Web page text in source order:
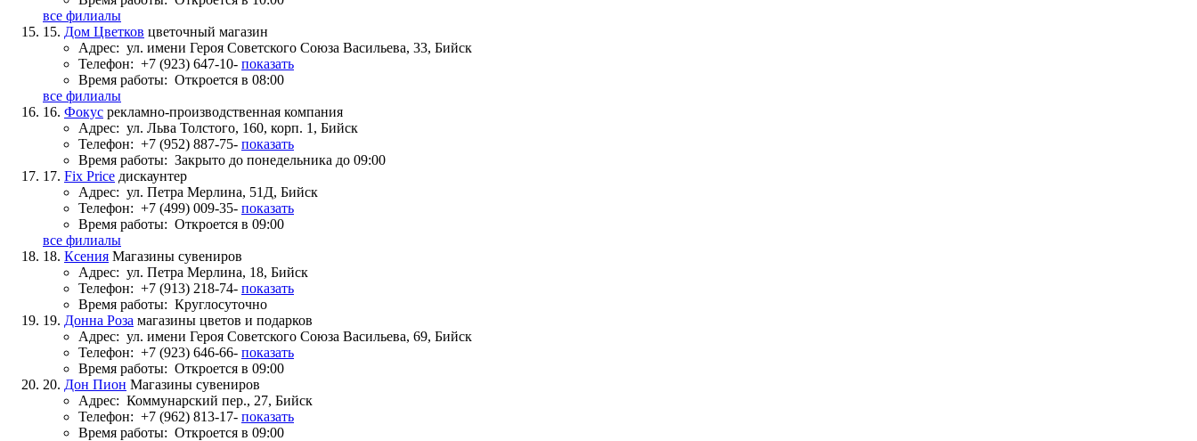
все филиалы
15. Дом Цветков цветочный магазин
Адрес: ул. имени Героя Советского Союза Васильева, 33, Бийск
Телефон: +7 (923) 647-10- показать
Время работы: Откроется в 08:00
все филиалы
16. Фокус рекламно-производственная компания
Адрес: ул. Льва Толстого, 160, корп. 1, Бийск
Телефон: +7 (952) 887-75- показать
Время работы: Закрыто до понедельника до 09:00
17. Fix Price дискаунтер
Адрес: ул. Петра Мерлина, 51Д, Бийск
Телефон: +7 (499) 009-35- показать
Время работы: Откроется в 09:00
все филиалы
18. Ксения Магазины сувениров
Адрес: ул. Петра Мерлина, 18, Бийск
Телефон: +7 (913) 218-74- показать
Время работы: Круглосуточно
19. Донна Роза магазины цветов и подарков
Адрес: ул. имени Героя Советского Союза Васильева, 69, Бийск
Телефон: +7 (923) 646-66- показать
Время работы: Откроется в 09:00
20. Дон Пион Магазины сувениров
Адрес: Коммунарский пер., 27, Бийск
Телефон: +7 (962) 813-17- показать
Время работы: Откроется в 09:00